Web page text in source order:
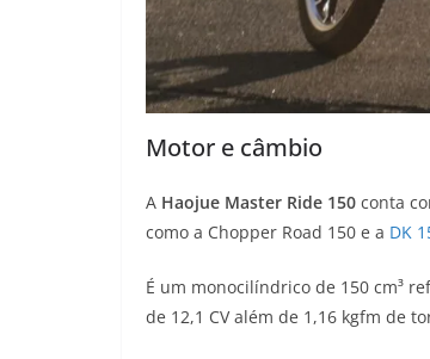
Motor e câmbio
A Haojue Master Ride 150 conta
como a Chopper Road 150 e a DK
É um monocilíndrico de 150 cm³
de 12,1 CV além de 1,16 kgfm de